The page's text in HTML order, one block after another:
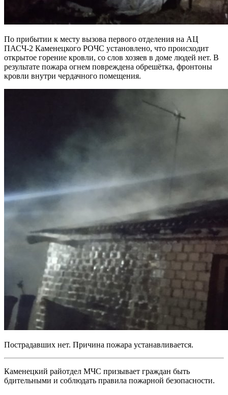
По прибытии к месту вызова первого отделения на АЦ
ПАСЧ-2 Каменецкого РОЧС установлено, что происходит
открытое горение кровли, со слов хозяев в доме людей нет. В
результате пожара огнем повреждена обрешётка, фронтоны
кровли внутри чердачного помещения.
Пострадавших нет. Причина пожара устанавливается.
Каменецкий райотдел МЧС призывает граждан быть
бдительными и соблюдать правила пожарной безопасности.